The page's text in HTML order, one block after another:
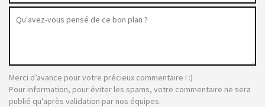
Merci d’avance pour votre précieux commentaire ! :)
Pour information, pour éviter les spams, votre commentaire ne sera
publié qu’après validation par nos équipes.